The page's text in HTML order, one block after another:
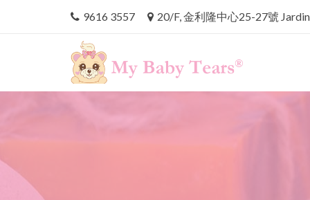
9616 3557 20/F, 金利隆中心25-27號